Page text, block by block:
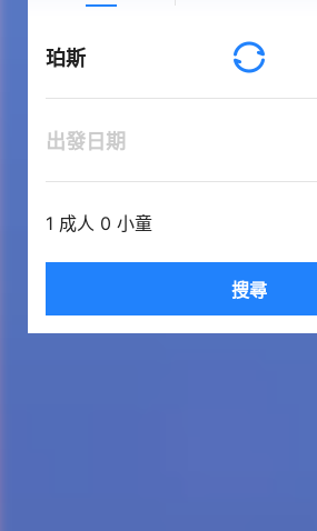
珀斯
出發日期
1 成人 0 小童
搜尋